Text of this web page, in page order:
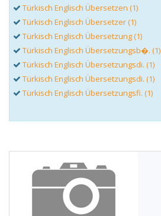
Türkisch Englisch Übersetzen (1)
Türkisch Englisch Übersetzer (1)
Türkisch Englisch Übersetzung (1)
Türkisch Englisch Übersetzungsb�. (1)
Türkisch Englisch Übersetzungsdi. (1)
Türkisch Englisch Übersetzungsdi. (1)
Türkisch Englisch Übersetzungsfi. (1)